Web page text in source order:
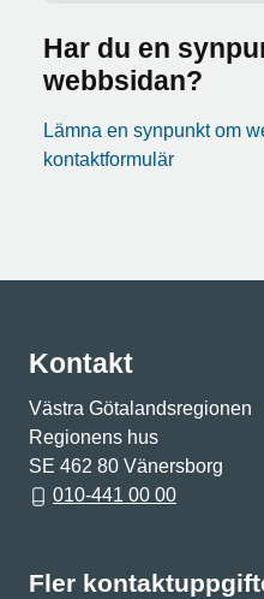
Har du en
webbsidan?
Lämna en synpunkt om
kontaktformulär
Kontakt
Västra Götalandsregionen
Regionens hus
SE 462 80 Vänersborg
010-441 00 00
Fler